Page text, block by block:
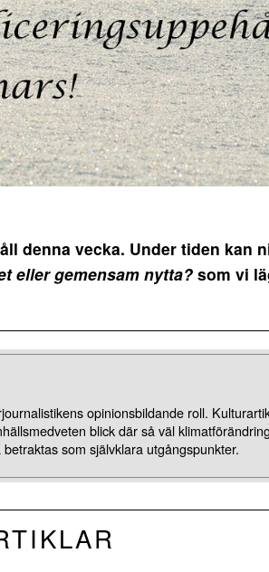
denna vecka. Under tiden kan
eller gemensam nytta? som vi
opinionsbildande roll.
blick där så väl
som självklara utgångspunkter.